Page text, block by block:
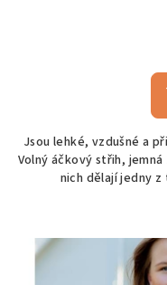
Jsou lehké, vzdušné a
Volný áčkový střih,
nich dělají jedny